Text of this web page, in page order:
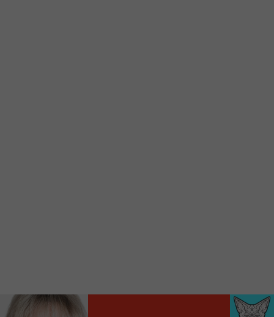
Audio
00:00